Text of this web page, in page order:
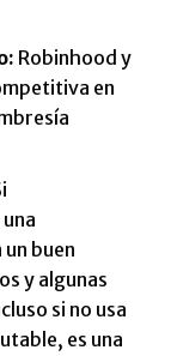
Robinhood y
en
buen
y algunas
si no usa
es una